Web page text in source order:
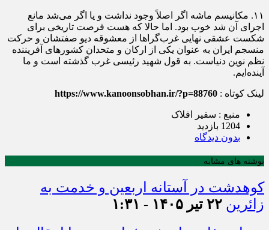
۱۱. مکانیسم ماشه اگر اصلاً وجود نداشت و یا اگر می‌شد مانع
اجرای آن شد خوب بود. اما حالا که هست فرصت تاریخی برای
شکست عشقی نهایی غرب‌گراها از معشوقه دیو صفتشان و حرکت
منسجم ایران به عنوان یکی از ارکان و متحدان کشورهای آفریننده
نظم نوین دنیاست. به قول شهید رئیسی غرب گذشته است و ما
آینده‌ایم.
لینک کوتاه : https://www.kanoonsobhan.ir/?p=88760
منبع : سفیر افلاک
1204 بازدید
بدون دیدگاه
نوشته های مشابه
کوهدشت در آستانه اربعین و خدمت‌ به
زائرین ۲۲ تیر ۱۴۰۵ - ۱:۳۱